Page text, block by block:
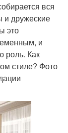
вся
и дружеские
это
и
роль. Как
стиле? Фото